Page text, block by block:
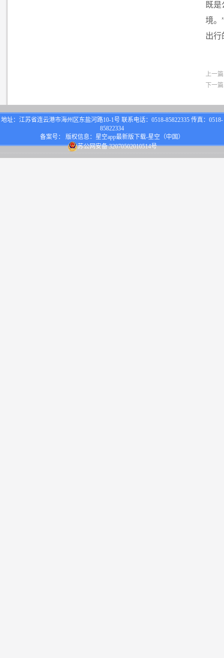
既
境。
出行
上一
下一
地址：江苏省连云港市海州区东盐河路10-1号 联系电话：0518-85822335 传真：0518-
85822334
备案号： 版权信息：星空app最新版下载-星空（中国）
苏公网安备 32070502010514号